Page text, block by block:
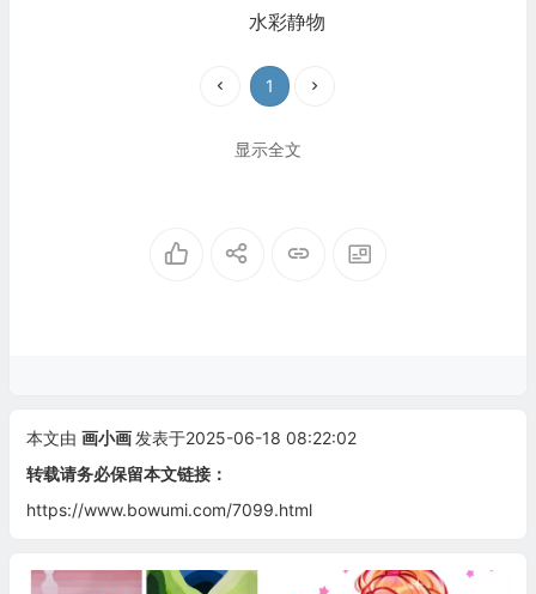
水彩静物
1
显示全文
本文由 画小画 发表于2025-06-18 08:22:02
转载请务必保留本文链接：
https://www.bowumi.com/7099.html